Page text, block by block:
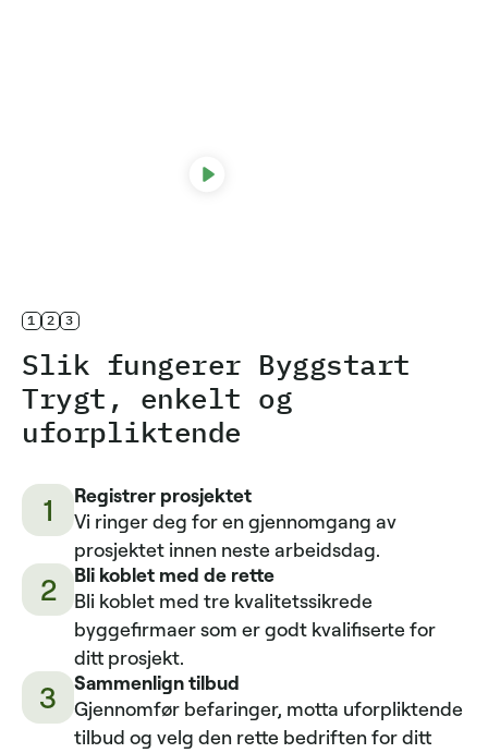
1 2 3
Slik fungerer Byggstart
Trygt, enkelt og
uforpliktende
1
Registrer prosjektet
Vi ringer deg for en gjennomgang av
prosjektet innen neste arbeidsdag.
2
Bli koblet med de rette
Bli koblet med tre kvalitetssikrede
byggefirmaer som er godt kvalifiserte for
ditt prosjekt.
3
Sammenlign tilbud
Gjennomfør befaringer, motta uforpliktende
tilbud og velg den rette bedriften for ditt